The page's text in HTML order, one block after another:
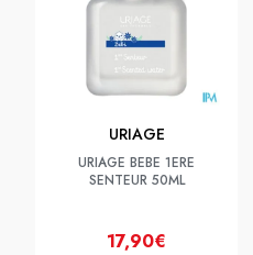
URIAGE
URIAGE BEBE 1ERE
SENTEUR 50ML
17,90€